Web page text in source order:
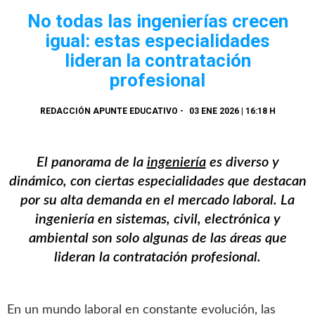
No todas las ingenierías crecen
igual: estas especialidades
lideran la contratación
profesional
REDACCIÓN APUNTE EDUCATIVO - 03 ENE 2026 | 16:18 H
El panorama de la ingenieríaes diverso y
dinámico, con ciertas especialidades que destacan
por su alta demanda en el mercado laboral. La
ingeniería en sistemas, civil, electrónica y
ambiental son solo algunas de las áreas que
lideran la contratación profesional.
En un mundo laboral en constante evolución, las